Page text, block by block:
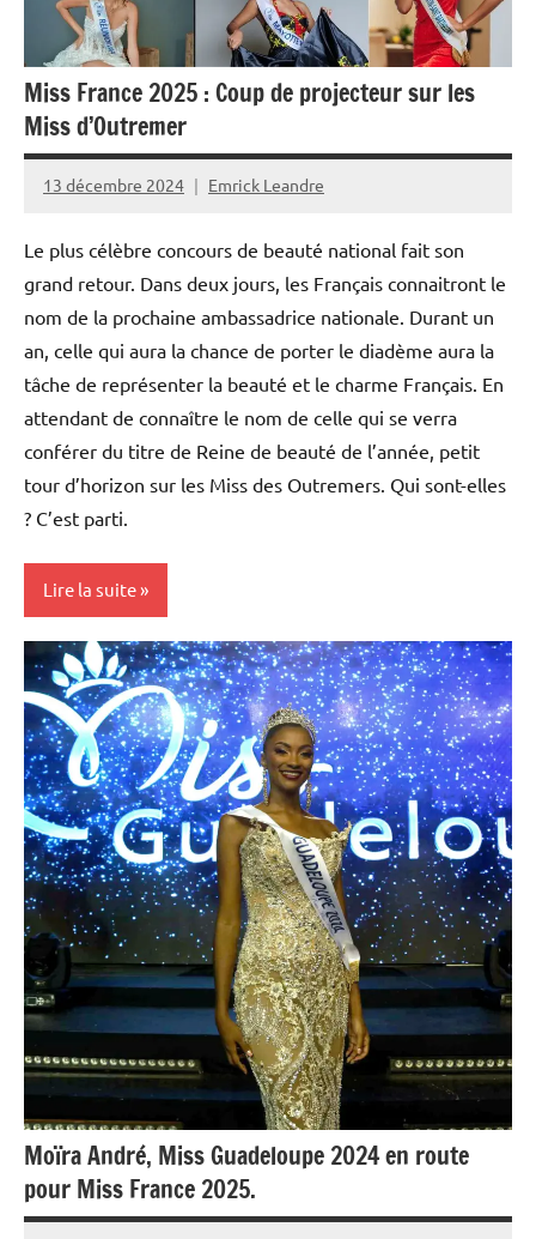
Miss France 2025 : Coup de projecteur sur les
Miss d’Outremer
13 décembre 2024 Emrick Leandre
Le plus célèbre concours de beauté national fait son
grand retour. Dans deux jours, les Français connaitront le
nom de la prochaine ambassadrice nationale. Durant un
an, celle qui aura la chance de porter le diadème aura la
tâche de représenter la beauté et le charme Français. En
attendant de connaître le nom de celle qui se verra
conférer du titre de Reine de beauté de l’année, petit
tour d’horizon sur les Miss des Outremers. Qui sont-elles
? C’est parti.
Lire la suite
Blog
Moïra André, Miss Guadeloupe 2024 en route
pour Miss France 2025.